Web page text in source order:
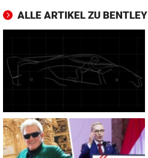
ALLE ARTIKEL ZU BENTLEY